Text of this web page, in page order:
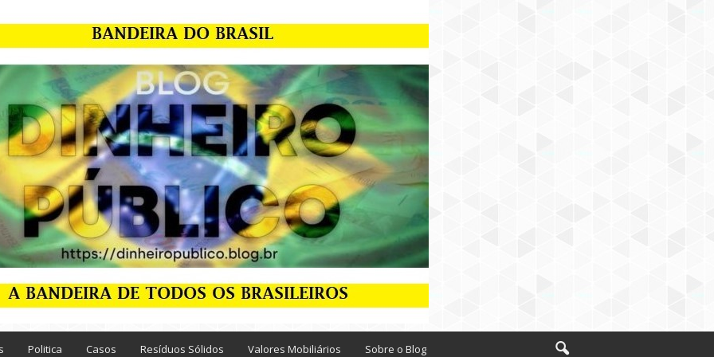
Politica Casos Resíduos Sólidos Valores Mobiliários Sobre o Blog